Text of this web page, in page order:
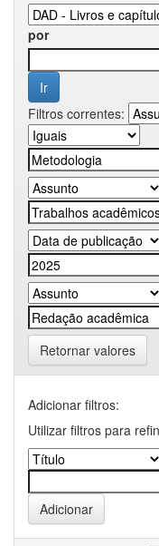
por
Filtros correntes:
Retornar valores
Adicionar filtros:
Utilizar filtros para